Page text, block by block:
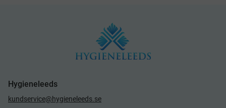
Hygieneleeds
kundservice@hygieneleeds.se